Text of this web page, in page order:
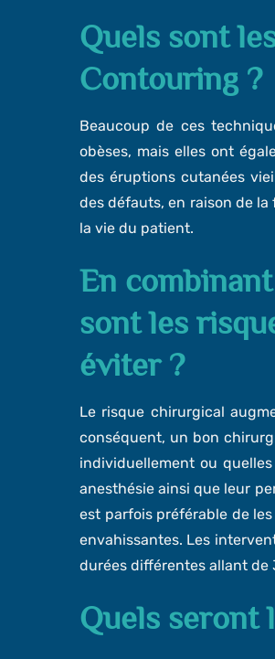
Quels sont
Contouring ?
Beaucoup de ces
obèses, mais elles ont
des éruptions cutanées
des défauts, en raison de
la vie du patient.
En
sont les
éviter ?
Le risque chirurgical
conséquent, un bon
individuellement ou
anesthésie ainsi que leur
est parfois préférable de
envahissantes. Les
durées différentes allant de
Quels seront